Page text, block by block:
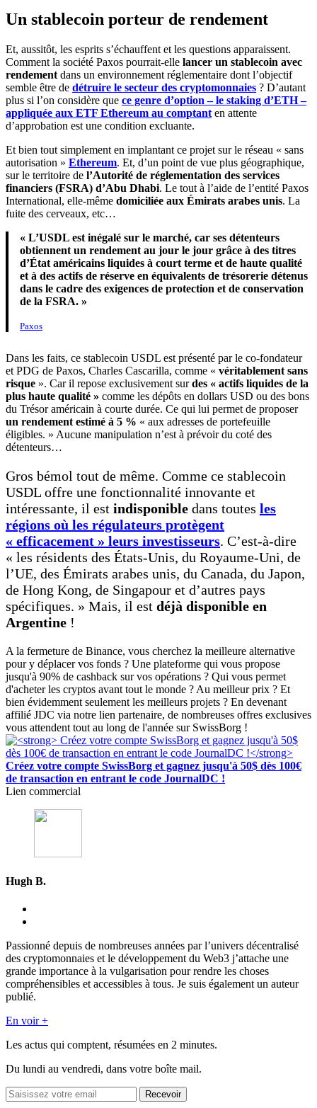
Un stablecoin porteur de rendement
Et, aussitôt, les esprits s’échauffent et les questions apparaissent.
Comment la société Paxos pourrait-elle lancer un stablecoin avec
rendement dans un environnement réglementaire dont l’objectif
semble être de détruire le secteur des cryptomonnaies ? D’autant
plus si l’on considère que ce genre d’option – le staking d’ETH –
appliquée aux ETF Ethereum au comptant en attente
d’approbation est une condition excluante.
Et bien tout simplement en implantant ce projet sur le réseau « sans
autorisation » Ethereum. Et, d’un point de vue plus géographique,
sur le territoire de l’Autorité de réglementation des services
financiers (FSRA) d’Abu Dhabi. Le tout à l’aide de l’entité Paxos
International, elle-même domiciliée aux Émirats arabes unis. La
fuite des cerveaux, etc…
« L’USDL est inégalé sur le marché, car ses détenteurs
obtiennent un rendement au jour le jour grâce à des titres
d’État américains liquides à court terme et de haute qualité
et à des actifs de réserve en équivalents de trésorerie détenus
dans le cadre des exigences de protection et de conservation
de la FSRA. »
Paxos
Dans les faits, ce stablecoin USDL est présenté par le co-fondateur
et PDG de Paxos, Charles Cascarilla, comme « véritablement sans
risque ». Car il repose exclusivement surdes « actifs liquides de la
plus haute qualité » comme les dépôts en dollars USD ou des bons
du Trésor américain à courte durée. Ce qui lui permet de proposer
un rendement estimé à 5 % « aux adresses de portefeuille
éligibles. » Aucune manipulation n’est à prévoir du coté des
détenteurs…
Gros bémol tout de même. Comme ce stablecoin
USDL offre une fonctionnalité innovante et
intéressante, il est indisponible dans toutes les
régions où les régulateurs protègent
« efficacement » leurs investisseurs. C’est-à-dire
« les résidents des États-Unis, du Royaume-Uni, de
l’UE, des Émirats arabes unis, du Canada, du Japon,
de Hong Kong, de Singapour et d’autres pays
spécifiques. » Mais, il est déjà disponible en
Argentine !
A la fermeture de Binance, vous cherchez la meilleure alternative
pour y déplacer vos fonds ? Une plateforme qui vous propose
jusqu'à 90% de cashback sur vos opérations ? Qui vous permet
d'acheter les cryptos avant tout le monde ? Au meilleur prix ? Et
bien évidemment seulement les meilleurs projets ? En devenant
affilié JDC via notre lien partenaire, de nombreuses offres exclusives
vous attendent tout au long de l'année sur SwissBorg !
Créez votre compte SwissBorg et gagnez jusqu'à 50$ dès 100€
de transaction en entrant le code JournalDC !
Lien commercial
Hugh B.
Passionné depuis de nombreuses années par l’univers décentralisé
des cryptomonnaies et le développement du Web3 j’attache une
grande importance à la vulgarisation pour rendre les choses
compréhensibles et accessibles à tous. Je suis également un auteur
publié.
En voir +
Les actus qui comptent, résumées en 2 minutes.
Du lundi au vendredi, dans votre boîte mail.
Recevoir